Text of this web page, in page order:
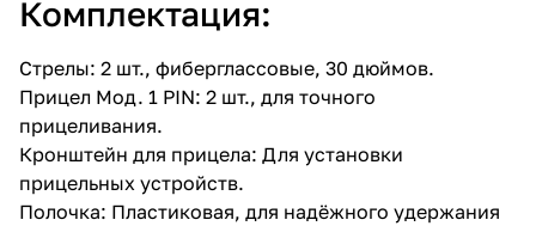
Комплектация:
Стрелы: 2 шт., фиберглассовые, 30 дюймов.
Прицел Мод. 1 PIN: 2 шт., для точного
прицеливания.
Кронштейн для прицела: Для установки
прицельных устройств.
Полочка: Пластиковая, для надёжного удержания